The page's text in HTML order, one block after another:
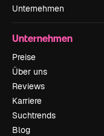
Unternehmen
Unternehmen
Preise
Über uns
Reviews
Karriere
Suchtrends
Blog